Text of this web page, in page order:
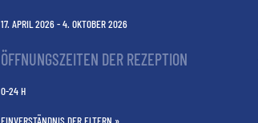
17. APRIL 2026 - 4. OKTOBER 2026
ÖFFNUNGSZEITEN DER REZEPTION
0-24 H